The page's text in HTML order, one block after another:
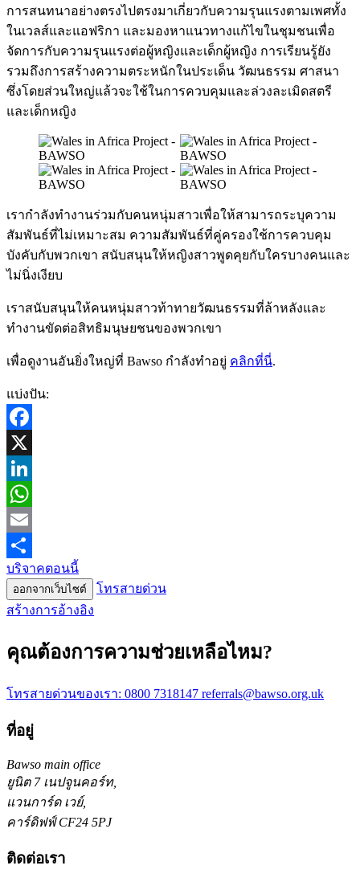
การสนทนาอย่างตรงไปตรงมาเกี่ยวกับความรุนแรงตามเพศทั้ง
ในเวลส์และแอฟริกา และมองหาแนวทางแก้ไขในชุมชนเพื่อ
จัดการกับความรุนแรงต่อผู้หญิงและเด็กผู้หญิง การเรียนรู้ยัง
รวมถึงการสร้างความตระหนักในประเด็น วัฒนธรรม ศาสนา
ซึ่งโดยส่วนใหญ่แล้วจะใช้ในการควบคุมและล่วงละเมิดสตรี
และเด็กหญิง
เรากำลังทำงานร่วมกับคนหนุ่มสาวเพื่อให้สามารถระบุความ
สัมพันธ์ที่ไม่เหมาะสม ความสัมพันธ์ที่คู่ครองใช้การควบคุม
บังคับกับพวกเขา สนับสนุนให้หญิงสาวพูดคุยกับใครบางคนและ
ไม่นิ่งเงียบ
เราสนับสนุนให้คนหนุ่มสาวท้าทายวัฒนธรรมที่ล้าหลังและ
ทำงานขัดต่อสิทธิมนุษยชนของพวกเขา
เพื่อดูงานอันยิ่งใหญ่ที่ Bawso กำลังทำอยู่ คลิกที่นี่.
แบ่งปัน:
Facebook
X
LinkedIn
WhatsApp
Email
Share
บริจาคตอนนี้
ออกจากเว็บไซต์
โทรสายด่วน
สร้างการอ้างอิง
คุณต้องการความช่วยเหลือไหม?
โทรสายด่วนของเรา: 0800 7318147 referrals@bawso.org.uk
ที่อยู่
Bawso main office
ยูนิต 7 เนปจูนคอร์ท,
แวนการ์ด เวย์,
คาร์ดิฟฟ์ CF24 5PJ
ติดต่อเรา